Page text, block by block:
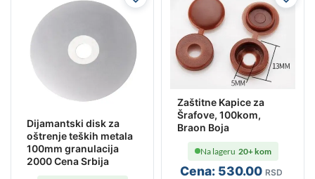
Dijamantski disk za
oštrenje teških metala
100mm granulacija
2000 Cena Srbija
Zaštitne Kapice za
Šrafove, 100kom,
Braon Boja
Cena: 530.00 RSD
Na lageru 20+ kom